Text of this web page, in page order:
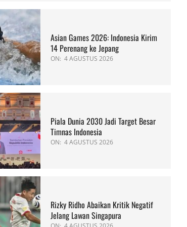
Asian Games 2026: Indonesia Kirim
14 Perenang ke Jepang
ON: 4 AGUSTUS 2026
Piala Dunia 2030 Jadi Target Besar
Timnas Indonesia
ON: 4 AGUSTUS 2026
Rizky Ridho Abaikan Kritik Negatif
Jelang Lawan Singapura